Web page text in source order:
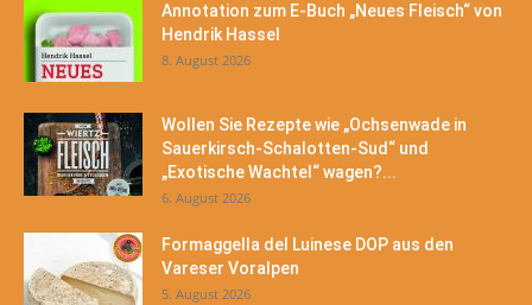
Annotation zum E-Buch „Neues Fleisch“ von
Hendrik Hassel
8. August 2026
Wollen Sie Rezepte wie „Ochsenwade in
Sauerkirsch-Schalotten-Sud“ und
„Exotische Wachtel“ wagen?...
6. August 2026
Formaggella del Luinese DOP aus den
Vareser Voralpen
5. August 2026